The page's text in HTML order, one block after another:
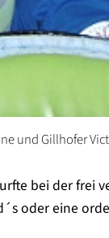
und Gillhofer
bei der frei
oder eine